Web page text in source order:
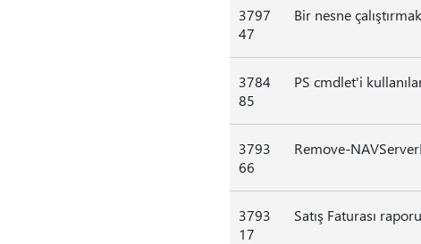
3797
47
Bir nesne
3784
85
PS cmdlet'i
3793
66
Remove-
3793
17
Satış Faturası